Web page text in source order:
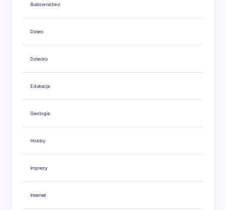
Budownictwo
Dzieci
Dziecko
Edukacja
Geologia
Hobby
Imprezy
Internet